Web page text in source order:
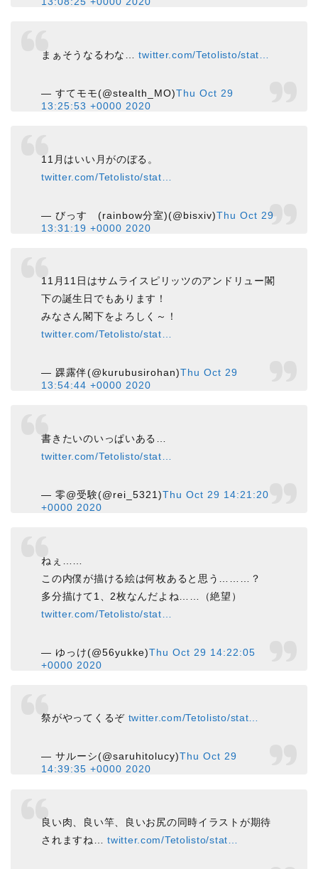
まぁそうなるわな…twitter.com/Tetolisto/stat…
— すてモモ(@stealth_MO)Thu Oct 29
13:25:53 +0000 2020
11月はいい月がのぼる。
twitter.com/Tetolisto/stat…
— びっす (rainbow分室)(@bisxiv)Thu Oct 29
13:31:19 +0000 2020
11月11日はサムライスピリッツのアンドリュー閣
下の誕生日でもあります！
みなさん閣下をよろしく～！
twitter.com/Tetolisto/stat…
— 踝露伴(@kurubusirohan)Thu Oct 29
13:54:44 +0000 2020
書きたいのいっぱいある…
twitter.com/Tetolisto/stat…
— 零@受験(@rei_5321)Thu Oct 29 14:21:20
+0000 2020
ねぇ……
この内僕が描ける絵は何枚あると思う………？
多分描けて1、2枚なんだよね……（絶望）
twitter.com/Tetolisto/stat…
— ゆっけ(@56yukke)Thu Oct 29 14:22:05
+0000 2020
祭がやってくるぞ twitter.com/Tetolisto/stat…
— サルーシ(@saruhitolucy)Thu Oct 29
14:39:35 +0000 2020
良い肉、良い竿、良いお尻の同時イラストが期待
されますね…twitter.com/Tetolisto/stat…